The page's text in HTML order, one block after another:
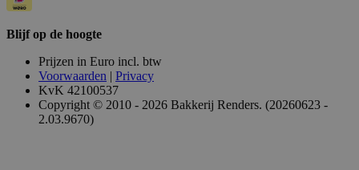
Blijf op de hoogte
Prijzen in Euro incl. btw
Voorwaarden | Privacy
KvK 42100537
Copyright © 2010 - 2026 Bakkerij Renders. (20260623 -
2.03.9670)